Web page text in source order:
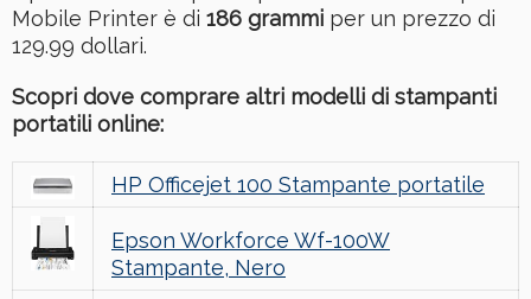
Mobile Printer è di 186 grammi per un prezzo di
129.99 dollari.
Scopri dove comprare altri modelli di stampanti
portatili online:
HP Officejet 100 Stampante portatile
Epson Workforce Wf-100W
Stampante, Nero